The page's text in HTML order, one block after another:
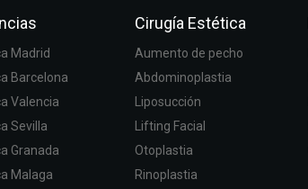
Madrid
Barcelona
Valencia
Sevilla
Granada
Malaga
Cirugía Estética
Aumento de pecho
Abdominoplastia
Liposucción
Lifting Facial
Otoplastia
Rinoplastia